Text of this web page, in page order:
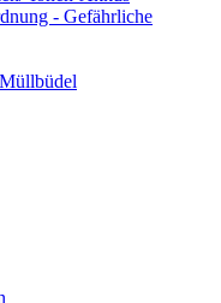
- Gefährliche